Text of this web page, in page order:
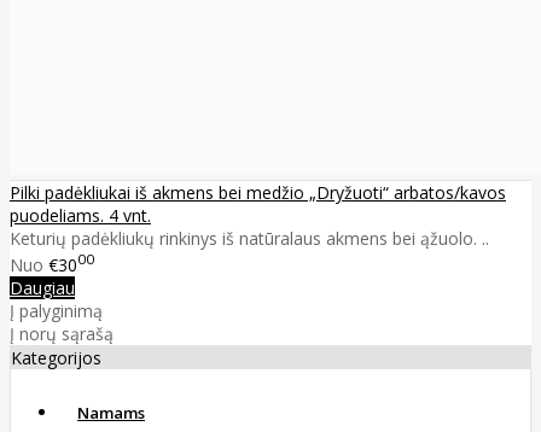
Pilki padėkliukai iš akmens bei medžio „Dryžuoti“ arbatos/kavos
puodeliams. 4 vnt.
Keturių padėkliukų rinkinys iš natūralaus akmens bei ąžuolo. ..
Nuo €3000
Daugiau
Į palyginimą
Į norų sąrašą
Kategorijos
Namams